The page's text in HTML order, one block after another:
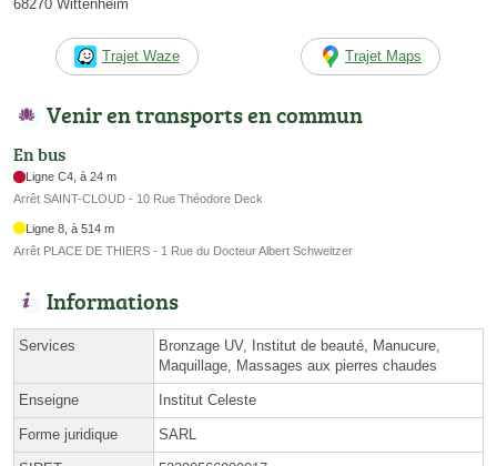
68270 Wittenheim
Trajet Waze Trajet Maps
Venir en transports en commun
En bus
Ligne C4, à 24 m
Arrêt SAINT-CLOUD - 10 Rue Théodore Deck
Ligne 8, à 514 m
Arrêt PLACE DE THIERS - 1 Rue du Docteur Albert Schweitzer
Informations
Services
Bronzage UV, Institut de beauté, Manucure,
Maquillage, Massages aux pierres chaudes
Enseigne Institut Celeste
Forme juridique SARL